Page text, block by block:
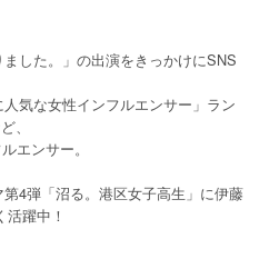
した。」の出演をきっかけにSNS
気な女性インフルエンサー」ラン
、
エンサー。
4弾「沼る。港区女子高生」に伊藤
躍中！